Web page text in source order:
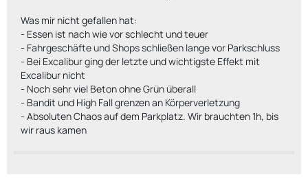
Was mir nicht gefallen hat:
- Essen ist nach wie vor schlecht und teuer
- Fahrgeschäfte und Shops schließen lange vor Parkschluss
- Bei Excalibur ging der letzte und wichtigste Effekt mit
Excalibur nicht
- Noch sehr viel Beton ohne Grün überall
- Bandit und High Fall grenzen an Körperverletzung
- Absoluten Chaos auf dem Parkplatz. Wir brauchten 1h, bis
wir raus kamen